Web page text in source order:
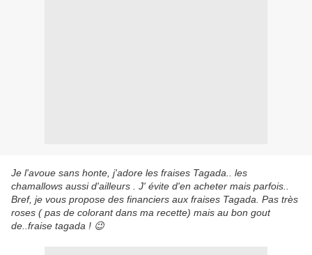
Je l'avoue sans honte, j'adore les fraises Tagada.. les
chamallows aussi d'ailleurs . J' évite d'en acheter mais parfois..
Bref, je vous propose des financiers aux fraises Tagada. Pas très
roses ( pas de colorant dans ma recette) mais au bon gout
de..fraise tagada ! 😉